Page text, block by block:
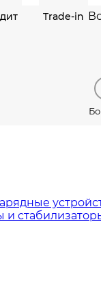
Trade-in